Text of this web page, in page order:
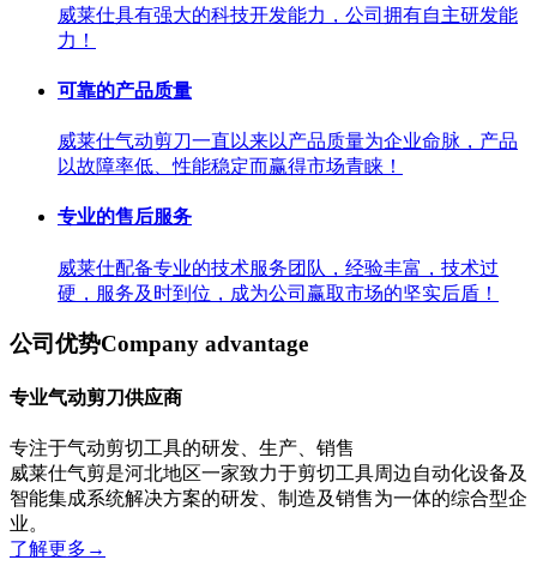
威莱仕具有强大的科技开发能力，公司拥有自主研发能
力！
可靠的产品质量
威莱仕气动剪刀一直以来以产品质量为企业命脉，产品
以故障率低、性能稳定而赢得市场青睐！
专业的售后服务
威莱仕配备专业的技术服务团队，经验丰富，技术过
硬，服务及时到位，成为公司赢取市场的坚实后盾！
公司优势Company advantage
专业气动剪刀供应商
专注于气动剪切工具的研发、生产、销售
威莱仕气剪是河北地区一家致力于剪切工具周边自动化设备及
智能集成系统解决方案的研发、制造及销售为一体的综合型企
业。
了解更多 →